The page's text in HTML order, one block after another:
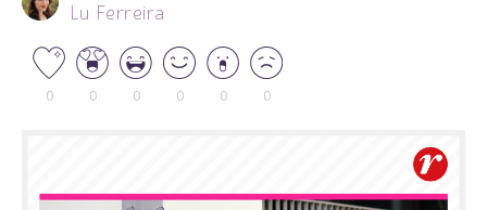
Lu Ferreira
0 0 0 0 0 0